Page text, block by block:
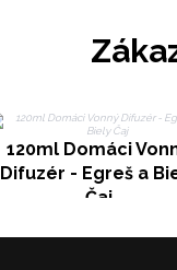
120ml Domáci
Difuzér - Egreš a
Čaj